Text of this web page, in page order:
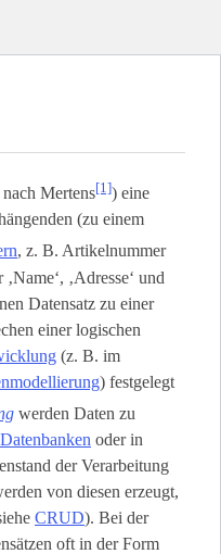
Mertens[1]) eine
(zu einem
, z. B. Artikelnummer
‚Adresse‘ und
Datensatz zu einer
einer logischen
(z. B. im
) festgelegt
werden Daten zu
Datenbanken oder in
der Verarbeitung
von diesen erzeugt,
CRUD). Bei der
oft in der Form